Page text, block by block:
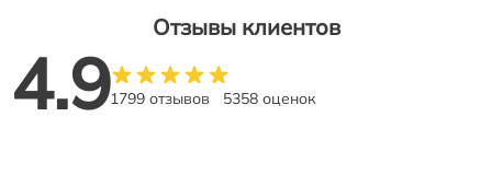
Отзывы клиентов
4.91799 отзывов 5358 оценок